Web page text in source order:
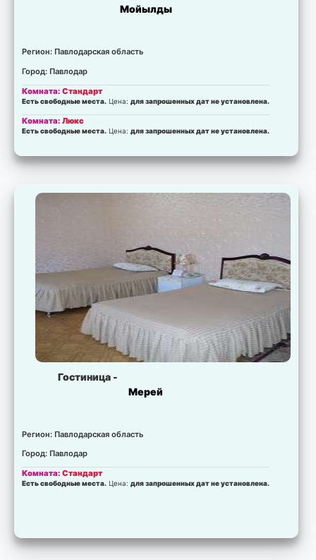
Мойылды
Регион: Павлодарская область
Город: Павлодар
Комната:Стандарт
Есть свободные места. Цена:для запрошенных дат не установлена.
Комната:Люкс
Есть свободные места. Цена:для запрошенных дат не установлена.
Гостиница -
Мерей
Регион: Павлодарская область
Город: Павлодар
Комната:Стандарт
Есть свободные места. Цена:для запрошенных дат не установлена.